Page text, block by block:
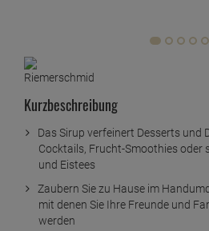
Kurzbeschreibung
Das Sirup verfeinert Desserts und
Cocktails, Frucht-Smoothies oder
und Eistees
Zaubern Sie zu Hause im
mit denen Sie Ihre Freunde und
werden